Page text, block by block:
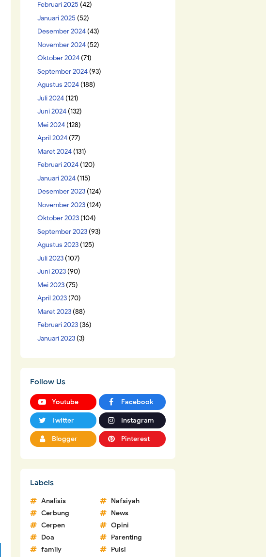
Februari 2025 (42)
Januari 2025 (52)
Desember 2024(43)
November 2024(52)
Oktober 2024(71)
September 2024(93)
Agustus 2024(188)
Juli 2024(121)
Juni 2024(132)
Mei 2024(128)
April 2024(77)
Maret 2024(131)
Februari 2024(120)
Januari 2024(115)
Desember 2023(124)
November 2023(124)
Oktober 2023(104)
September 2023(93)
Agustus 2023(125)
Juli 2023(107)
Juni 2023(90)
Mei 2023(75)
April 2023(70)
Maret 2023(88)
Februari 2023(36)
Januari 2023(3)
Follow Us
Youtube Facebook
Twitter Instagram
Blogger Pinterest
Labels
Analisis
Cerbung
Cerpen
Doa
family
Nafsiyah
News
Opini
Parenting
Puisi